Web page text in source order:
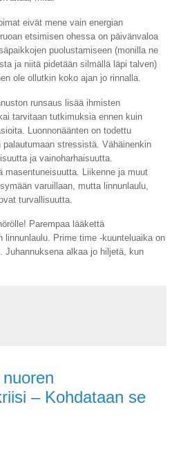
eivät mene vain energian
etsimisen ohessa on päivänvaloa
puolustamiseen (monilla ne
ja niitä pidetään silmällä läpi talven)
ole ollutkin koko ajan jo rinnalla.
runsaus lisää ihmisten
tarvitaan tutkimuksia ennen kuin
Luonnonäänten on todettu
stressistä. Vähäinenkin
ja vainoharhaisuutta.
masentuneisuutta. Liikenne ja muut
varuillaan, mutta linnunlaulu,
turvallisuutta.
Parempaa lääkettä
linnunlaulu. Prime time -kuunteluaika on
Juhannuksena alkaa jo hiljetä, kun
– Kohdataan se